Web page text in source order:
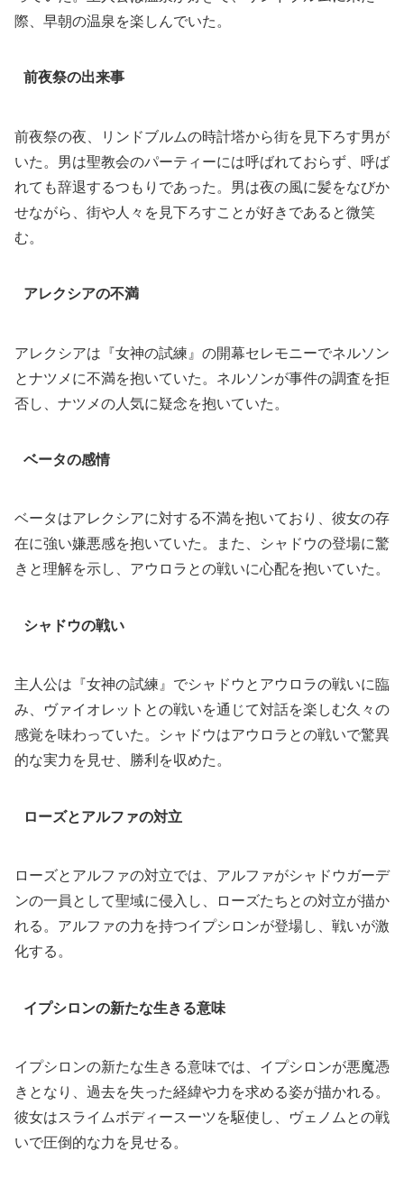
際、早朝の温泉を楽しんでいた。
前夜祭の出来事
前夜祭の夜、リンドブルムの時計塔から街を見下ろす男が
いた。男は聖教会のパーティーには呼ばれておらず、呼ば
れても辞退するつもりであった。男は夜の風に髪をなびか
せながら、街や人々を見下ろすことが好きであると微笑
む。
アレクシアの不満
アレクシアは『女神の試練』の開幕セレモニーでネルソン
とナツメに不満を抱いていた。ネルソンが事件の調査を拒
否し、ナツメの人気に疑念を抱いていた。
ベータの感情
ベータはアレクシアに対する不満を抱いており、彼女の存
在に強い嫌悪感を抱いていた。また、シャドウの登場に驚
きと理解を示し、アウロラとの戦いに心配を抱いていた。
シャドウの戦い
主人公は『女神の試練』でシャドウとアウロラの戦いに臨
み、ヴァイオレットとの戦いを通じて対話を楽しむ久々の
感覚を味わっていた。シャドウはアウロラとの戦いで驚異
的な実力を見せ、勝利を収めた。
ローズとアルファの対立
ローズとアルファの対立では、アルファがシャドウガーデ
ンの一員として聖域に侵入し、ローズたちとの対立が描か
れる。アルファの力を持つイプシロンが登場し、戦いが激
化する。
イプシロンの新たな生きる意味
イプシロンの新たな生きる意味では、イプシロンが悪魔憑
きとなり、過去を失った経緯や力を求める姿が描かれる。
彼女はスライムボディースーツを駆使し、ヴェノムとの戦
いで圧倒的な力を見せる。